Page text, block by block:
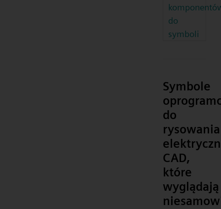
do
symboli
Symbole
do
rysowania
CAD,
które
wyglądają